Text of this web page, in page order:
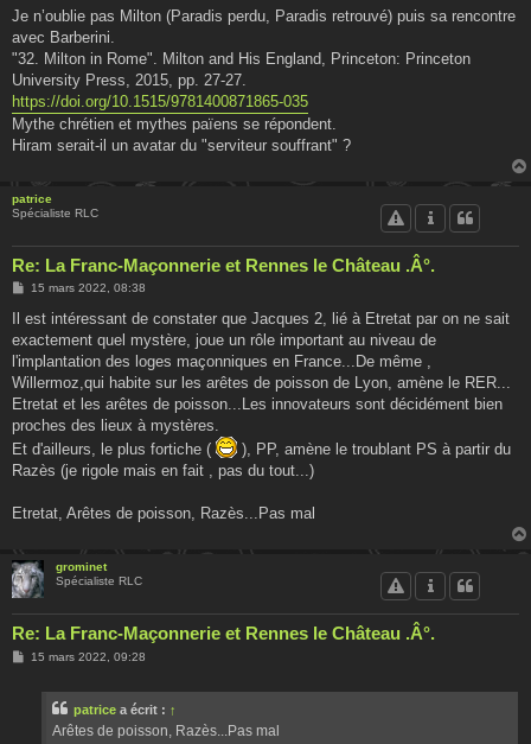
Je n’oublie pas Milton (Paradis perdu, Paradis retrouvé) puis sa rencontre
avec Barberini.
"32. Milton in Rome". Milton and His England, Princeton: Princeton
University Press, 2015, pp. 27-27.
https://doi.org/10.1515/9781400871865-035
Mythe chrétien et mythes païens se répondent.
Hiram serait-il un avatar du "serviteur souffrant" ?
patrice
Spécialiste RLC
Re: La Franc-Maçonnerie et Rennes le Château .Â°.
M
s
a
g
15 mars 2022, 08:38
Il est intéressant de constater que Jacques 2, lié à Etretat par on ne sait
exactement quel mystère, joue un rôle important au niveau de
l'implantation des loges maçonniques en France...De même ,
Willermoz,qui habite sur les arêtes de poisson de Lyon, amène le RER...
Etretat et les arêtes de poisson...Les innovateurs sont décidément bien
proches des lieux à mystères.
Et d'ailleurs, le plus fortiche (
), PP, amène le troublant PS à partir du
Razès (je rigole mais en fait , pas du tout...)
Etretat, Arêtes de poisson, Razès...Pas mal
grominet
Spécialiste RLC
Re: La Franc-Maçonnerie et Rennes le Château .Â°.
M15 mars 2022, 09:28
patrice a écrit : ↑
Arêtes de poisson, Razès...Pas mal